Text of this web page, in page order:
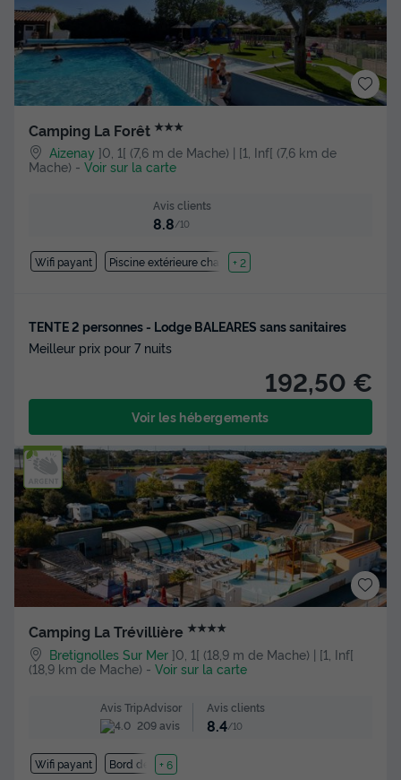
Camping La Forêt ★★★
Aizenay ]0, 1[ (7,6 m de Mache) | [1, Inf[ (7,6 km de
Mache) - Voir sur la carte
Avis clients
8.8/10
Wifi payant Piscine extérieure chauffée
+ 2
TENTE 2 personnes - Lodge BALEARES sans sanitaires
Meilleur prix pour 7 nuits
192,50 €
Voir les hébergements
Camping La Trévillière ★★★★
Bretignolles Sur Mer ]0, 1[ (18,9 m de Mache) | [1, Inf[
(18,9 km de Mache) - Voir sur la carte
Avis TripAdvisor
209 avis
Avis clients
8.4/10
Wifi payant Bord de mer
+ 6